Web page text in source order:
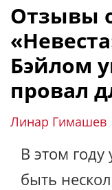
Отзывы
Бэйлом
провал
Линар Гимашев
В этом
быть